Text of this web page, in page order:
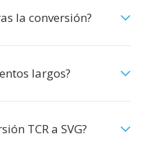
la conversión?
largos?
TCR a SVG?